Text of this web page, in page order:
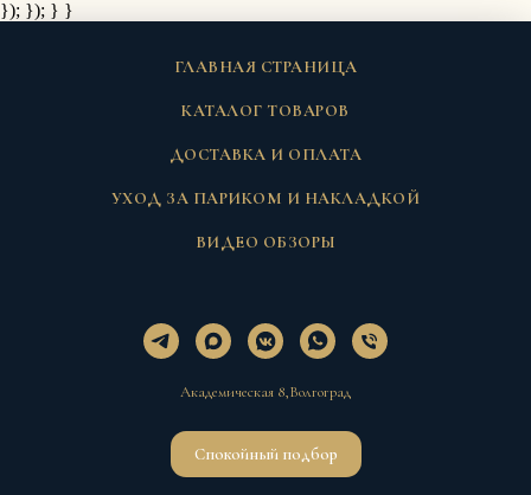
}); }); } }
ГЛАВНАЯ СТРАНИЦА
КАТАЛОГ ТОВАРОВ
ДОСТАВКА И ОПЛАТА
УХОД ЗА ПАРИКОМ И НАКЛАДКОЙ
ВИДЕО ОБЗОРЫ
Академическая 8,Волгоград
Спокойный подбор